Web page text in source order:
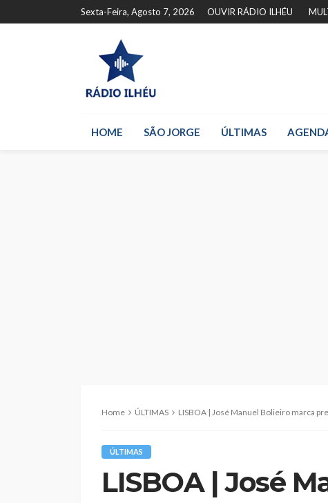
Sexta-Feira, Agosto 7, 2026 OUVIR RÁDIO ILHÉU
HOME SÃO JORGE ÚLTIMAS
Home ÚLTIMAS LISBOA | José Manuel Bolieiro marca
ÚLTIMAS
LISBOA | José